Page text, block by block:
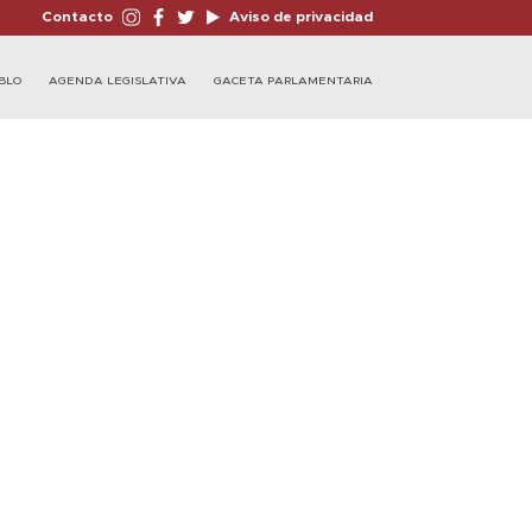
Contacto Aviso de privacidad
AGENDA LEGISLATIVA GACETA PARLAMENTARIA